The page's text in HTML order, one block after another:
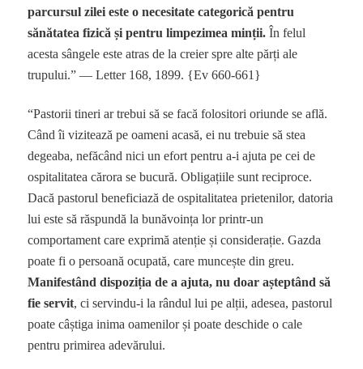
parcursul zilei este o necesitate categorică pentru
sănătatea fizică și pentru limpezimea minții. În felul
acesta sângele este atras de la creier spre alte părți ale
trupului.” — Letter 168, 1899. {Ev 660-661}
“Pastorii tineri ar trebui să se facă folositori oriunde se află.
Când îi vizitează pe oameni acasă, ei nu trebuie să stea
degeaba, nefăcând nici un efort pentru a-i ajuta pe cei de
ospitalitatea cărora se bucură. Obligațiile sunt reciproce.
Dacă pastorul beneficiază de ospitalitatea prietenilor, datoria
lui este să răspundă la bunăvoința lor printr-un
comportament care exprimă atenție și considerație. Gazda
poate fi o persoană ocupată, care muncește din greu.
Manifestând dispoziția de a ajuta, nu doar așteptând să
fie servit, ci servindu-i la rândul lui pe alții, adesea, pastorul
poate câștiga inima oamenilor și poate deschide o cale
pentru primirea adevărului.